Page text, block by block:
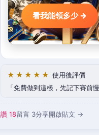
看我能領多少 →
★★★★★ 使用後評價
免費做到這樣，先記下賽前慢
讚 18留言 3分享開啟貼文 →